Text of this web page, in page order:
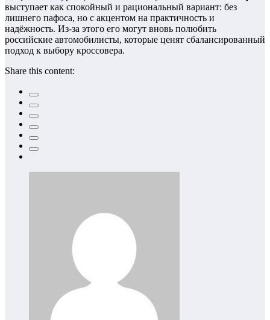
выступает как спокойный и рациональный вариант: без
лишнего пафоса, но с акцентом на практичность и
надёжность. Из-за этого его могут вновь полюбить
российские автомобилисты, которые ценят сбалансированный
подход к выбору кроссовера.
Share this content: